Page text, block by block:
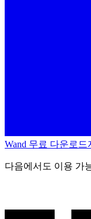
Wand 무료 다운로드
다음에서도 이용 가